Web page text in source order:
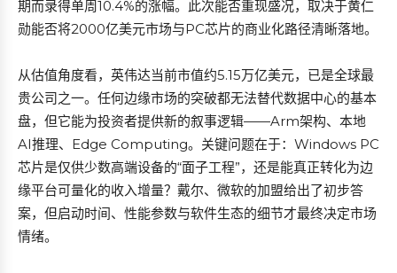
期而录得单周10.4%的涨幅。此次能否重现盛况，取决于黄仁
勋能否将2000亿美元市场与PC芯片的商业化路径清晰落地。
从估值角度看，英伟达当前市值约5.15万亿美元，已是全球最
贵公司之一。任何边缘市场的突破都无法替代数据中心的基本
盘，但它能为投资者提供新的叙事逻辑——Arm架构、本地
AI推理、Edge Computing。关键问题在于：Windows PC
芯片是仅供少数高端设备的“面子工程”，还是能真正转化为边
缘平台可量化的收入增量？戴尔、微软的加盟给出了初步答
案，但启动时间、性能参数与软件生态的细节才最终决定市场
情绪。